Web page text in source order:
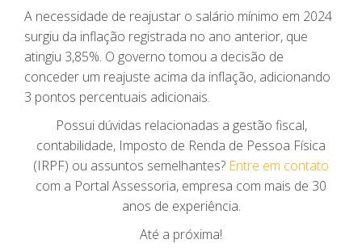
A necessidade de reajustar o salário mínimo em 2024
surgiu da inflação registrada no ano anterior, que
atingiu 3,85%. O governo tomou a decisão de
conceder um reajuste acima da inflação, adicionando
3 pontos percentuais adicionais.
Possui dúvidas relacionadas a gestão fiscal,
contabilidade, Imposto de Renda de Pessoa Física
(IRPF) ou assuntos semelhantes? Entre em contato
com a Portal Assessoria, empresa com mais de 30
anos de experiência.
Até a próxima!